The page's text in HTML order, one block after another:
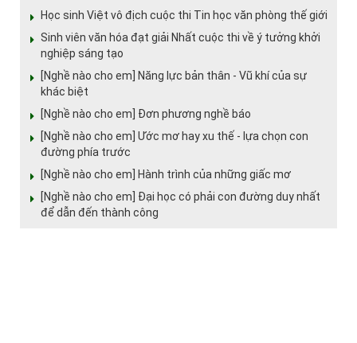
Học sinh Việt vô địch cuộc thi Tin học văn phòng thế giới
Sinh viên văn hóa đạt giải Nhất cuộc thi về ý tưởng khởi
nghiệp sáng tạo
[Nghề nào cho em] Năng lực bản thân - Vũ khí của sự
khác biệt
[Nghề nào cho em] Đơn phương nghề báo
[Nghề nào cho em] Ước mơ hay xu thế - lựa chọn con
đường phía trước
[Nghề nào cho em] Hành trình của những giấc mơ
[Nghề nào cho em] Đại học có phải con đường duy nhất
để dẫn đến thành công